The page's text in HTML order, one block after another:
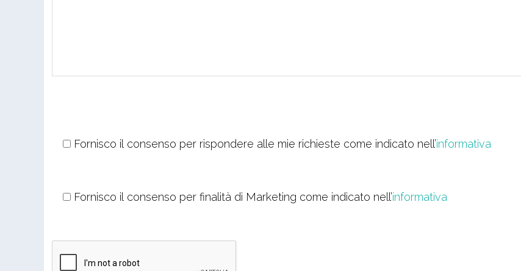
Fornisco il consenso per rispondere alle mie richieste come indicato nell’informativa
Fornisco il consenso per finalità di Marketing come indicato nell’informativa